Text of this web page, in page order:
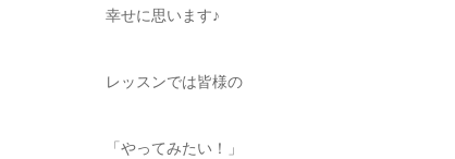
幸せに思います♪
レッスンでは皆様の
「やってみたい！」